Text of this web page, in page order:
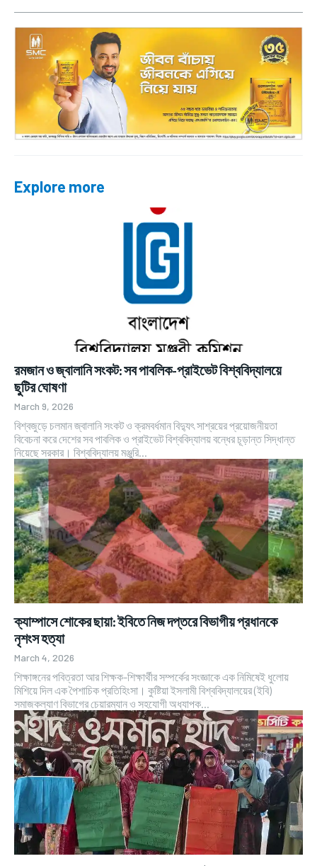
Explore more
রমজান ও জ্বালানি সংকট: সব পাবলিক-প্রাইভেট বিশ্ববিদ্যালয়ে
ছুটির ঘোষণা
March 9, 2026
বিশ্বজুড়ে চলমান জ্বালানি সংকট ও ক্রমবর্ধমান বিদ্যুৎ সাশ্রয়ের প্রয়োজনীয়তা
বিবেচনা করে দেশের সব পাবলিক ও প্রাইভেট বিশ্ববিদ্যালয় বন্ধের চূড়ান্ত সিদ্ধান্ত
নিয়েছে সরকার। বিশ্ববিদ্যালয় মঞ্জুরি...
ক্যাম্পাসে শোকের ছায়া: ইবিতে নিজ দপ্তরে বিভাগীয় প্রধানকে
নৃশংস হত্যা
March 4, 2026
শিক্ষাঙ্গনের পবিত্রতা আর শিক্ষক-শিক্ষার্থীর সম্পর্কের সংজ্ঞাকে এক নিমিষেই ধুলোয়
মিশিয়ে দিল এক পৈশাচিক প্রতিহিংসা। কুষ্টিয়া ইসলামী বিশ্ববিদ্যালয়ের (ইবি)
সমাজকল্যাণ বিভাগের চেয়ারম্যান ও সহযোগী অধ্যাপক...